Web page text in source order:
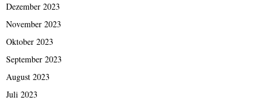
Dezember 2023
November 2023
Oktober 2023
September 2023
August 2023
Juli 2023